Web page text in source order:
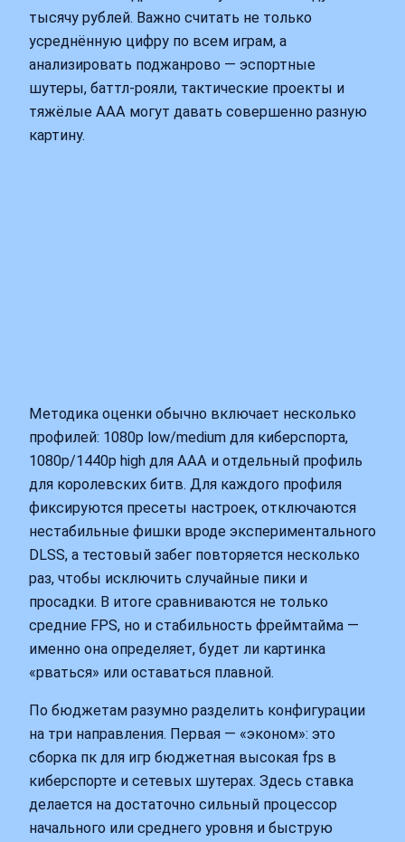
тысячу рублей. Важно считать не только
усреднённую цифру по всем играм, а
анализировать поджанрово — эспортные
шутеры, баттл-рояли, тактические проекты и
тяжёлые ААА могут давать совершенно разную
картину.
Методика оценки обычно включает несколько
профилей: 1080p low/medium для киберспорта,
1080p/1440p high для ААА и отдельный профиль
для королевских битв. Для каждого профиля
фиксируются пресеты настроек, отключаются
нестабильные фишки вроде экспериментального
DLSS, а тестовый забег повторяется несколько
раз, чтобы исключить случайные пики и
просадки. В итоге сравниваются не только
средние FPS, но и стабильность фреймтайма —
именно она определяет, будет ли картинка
«рваться» или оставаться плавной.
По бюджетам разумно разделить конфигурации
на три направления. Первая — «эконом»: это
сборка пк для игр бюджетная высокая fps в
киберспорте и сетевых шутерах. Здесь ставка
делается на достаточно сильный процессор
начального или среднего уровня и быструю